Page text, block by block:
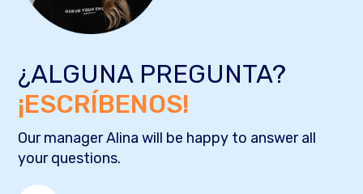
¿ALGUNA PREGUNTA?
¡ESCRÍBENOS!
Our manager Alina will be happy to answer all
your questions.